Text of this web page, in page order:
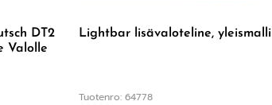
DT2
Valolle
Lightbar lisävaloteline, yleismalli
Tuotenro: 64778